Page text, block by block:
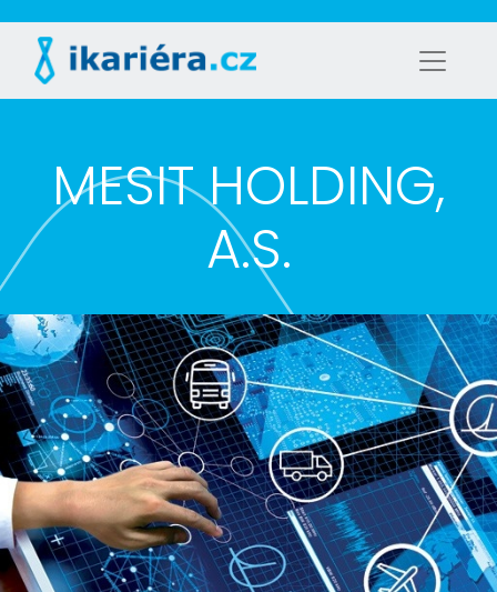
MESIT HOLDING,
A.S.